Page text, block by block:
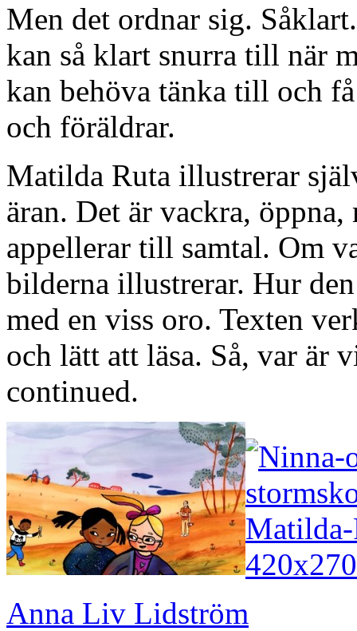
Men det ordnar sig.
kan så klart snurra till när
kan behöva tänka till och
och föräldrar.
Matilda Ruta illustrerar
äran. Det är vackra,
appellerar till samtal. Om
bilderna illustrerar. Hur
med en viss oro. Texten
och lätt att läsa. Så, var är
continued.
Anna Liv Lidström